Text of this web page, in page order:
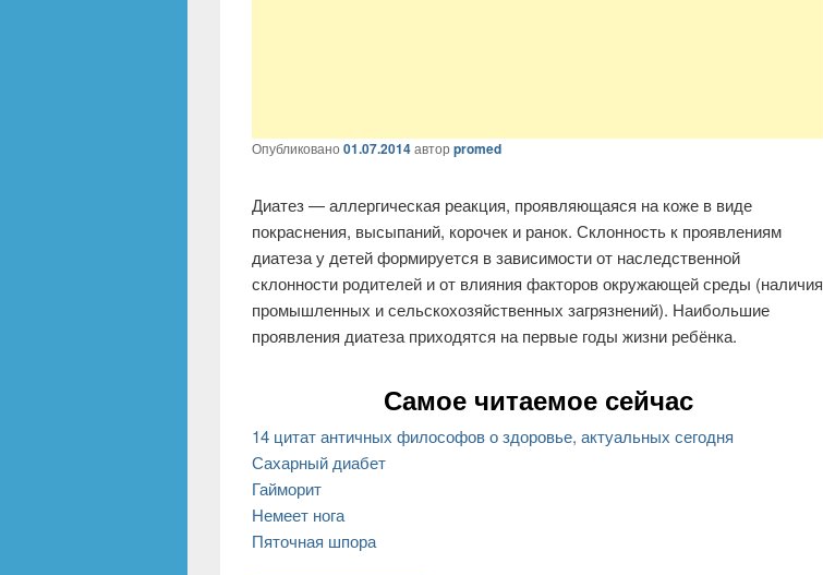
Опубликовано01.07.2014авторpromed
Диатез — аллергическая реакция, проявляющаяся на коже в виде
покраснения, высыпаний, корочек и ранок. Склонность к проявлениям
диатеза у детей формируется в зависимости от наследственной
склонности родителей и от влияния факторов окружающей среды (наличия
промышленных и сельскохозяйственных загрязнений). Наибольшие
проявления диатеза приходятся на первые годы жизни ребёнка.
Самое читаемое сейчас
14 цитат античных философов о здоровье, актуальных сегодня
Сахарный диабет
Гайморит
Немеет нога
Пяточная шпора